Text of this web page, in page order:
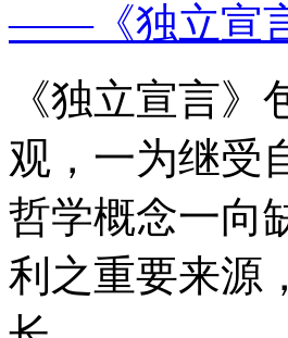
——《独立宣
《独立宣言
观，一为继受
哲学概念一向
利之重要来源